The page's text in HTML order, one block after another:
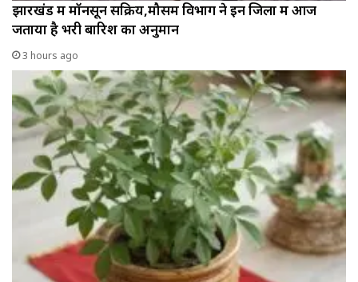
झारखंड में मॉनसून सक्रिय,मौसम विभाग ने इन जिलों में आज
जताया है भरी बारिश का अनुमान
3 hours ago